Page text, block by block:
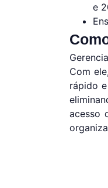
e
Com
rápido
acesso